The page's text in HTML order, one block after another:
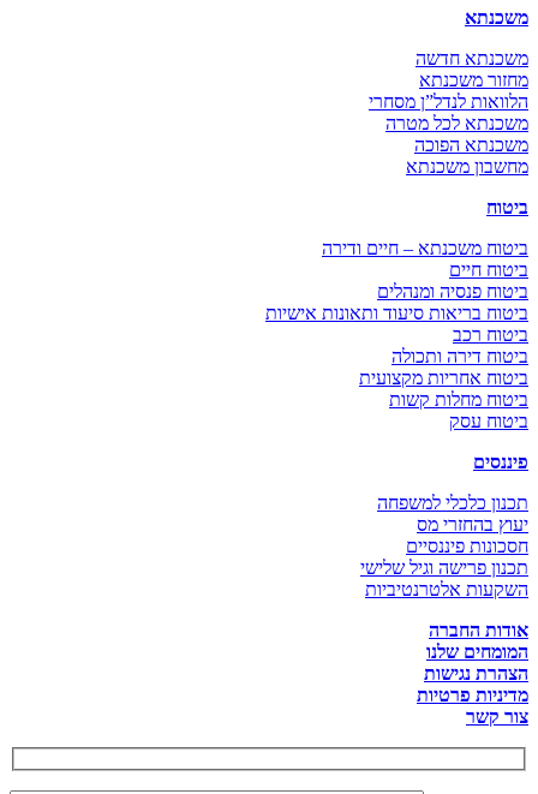
משכנתא
משכנתא חדשה
מחזור משכנתא
הלוואות לנדל”ן מסחרי
משכנתא לכל מטרה
משכנתא הפוכה
מחשבון משכנתא
ביטוח
ביטוח משכנתא – חיים ודירה
ביטוח חיים
ביטוח פנסיה ומנהלים
ביטוח בריאות סיעוד ותאונות אישיות
ביטוח רכב
ביטוח דירה ותכולה
ביטוח אחריות מקצועית
ביטוח מחלות קשות
ביטוח עסק
פיננסים
תכנון כלכלי למשפחה
יעוץ בהחזרי מס
חסכונות פיננסיים
תכנון פרישה וגיל שלישי
השקעות אלטרנטיביות
אודות החברה
המומחים שלנו
הצהרת נגישות
מדיניות פרטיות
צור קשר